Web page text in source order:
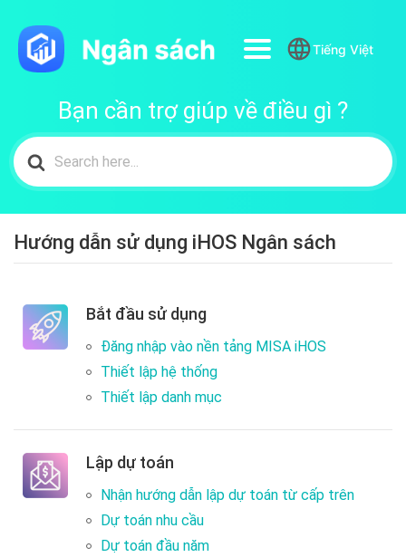
Tiếng Việt
Bạn cần trợ giúp về điều gì ?
Search
for:
Hướng dẫn sử dụng iHOS Ngân sách
Bắt đầu sử dụng
Đăng nhập vào nền tảng MISA iHOS
Thiết lập hệ thống
Thiết lập danh mục
Lập dự toán
Nhận hướng dẫn lập dự toán từ cấp trên
Dự toán nhu cầu
Dự toán đầu năm